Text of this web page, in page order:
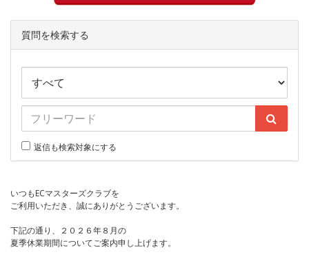
質問を検索する
返信も検索対象にする
いつもECマスターズクラブを
ご利用いただき、誠にありがとうございます。
下記の通り、２０２６年８月の
夏季休業期間についてご案内申し上げます。